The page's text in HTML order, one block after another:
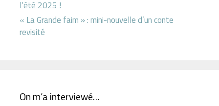
l’été 2025 !
« La Grande faim » : mini-nouvelle d’un conte
revisité
On m’a interviewé…